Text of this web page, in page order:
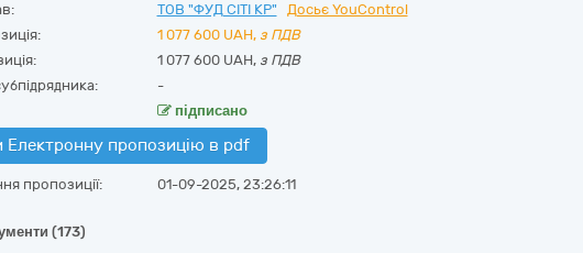
ТОВ "ФУД СІТІ КР"
Досьє YouControl
1 077 600 UAH, з ПДВ
1 077 600 UAH, з ПДВ
-
підписано
Електронну пропозицію в pdf
пропозиції:
01-09-2025, 23:26:11
(173)